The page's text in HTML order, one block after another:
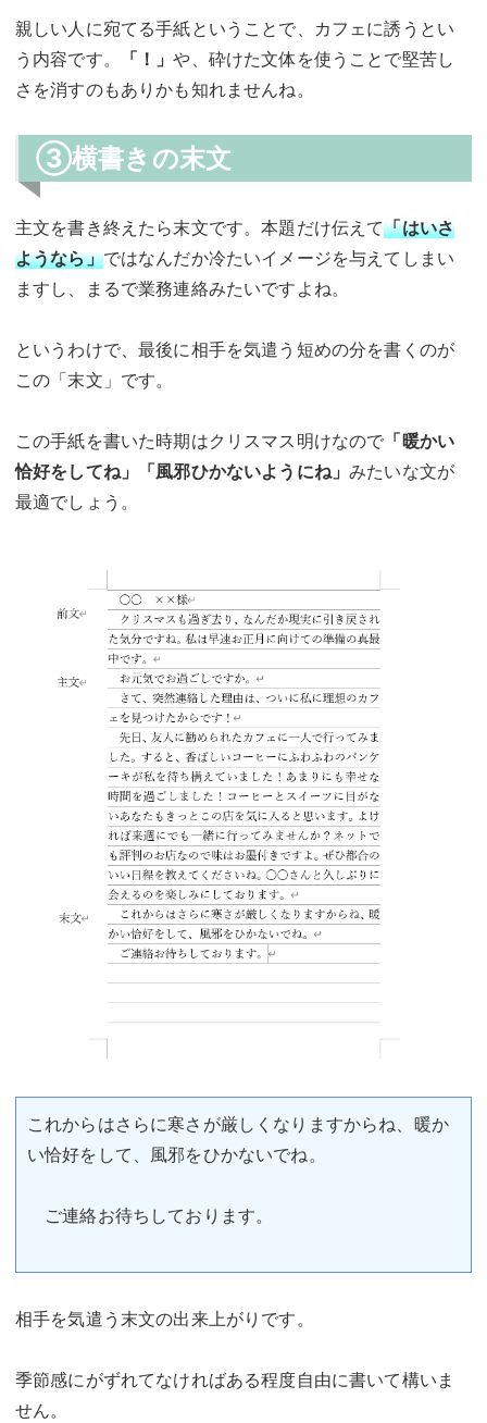
親しい人に宛てる手紙ということで、カフェに誘うとい
う内容です。
「！」や、砕けた文体を使うことで堅苦し
さを消すのもありかも知れませんね。
③横書きの末文
主文を書き終えたら末文です。本題だけ伝えて「はいさ
ようなら」ではなんだか冷たいイメージを与えてしまい
ますし、まるで業務連絡みたいですよね。
というわけで、最後に相手を気遣う短めの分を書くのが
この「末文」です。
この手紙を書いた時期はクリスマス明けなので 「暖かい
恰好をしてね」「風邪ひかないようにね」みたいな文が
最適でしょう。
これからはさらに寒さが厳しくなりますからね、暖か
い恰好をして、風邪をひかないでね。
ご連絡お待ちしております。
相手を気遣う末文の出来上がりです。
季節感にがずれてなければある程度自由に書いて構いま
せん。